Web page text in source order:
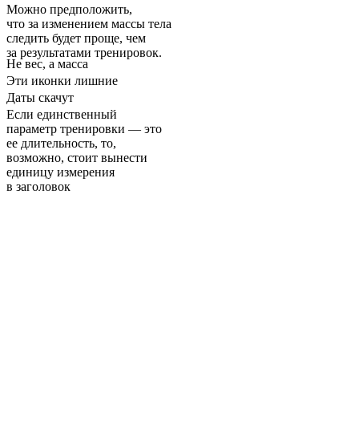
Можно предположить,
что за изменением массы тела
следить будет проще, чем
за результатами тренировок.
Не вес, а масса
Эти иконки лишние
Даты скачут
Если единственный
параметр тренировки — это
ее длительность, то,
возможно, стоит вынести
единицу измерения
в заголовок